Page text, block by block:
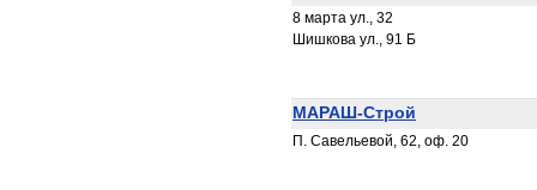
8 марта ул., 32
Шишкова ул., 91 Б
МАРАШ-Строй
П. Савельевой, 62, оф. 20